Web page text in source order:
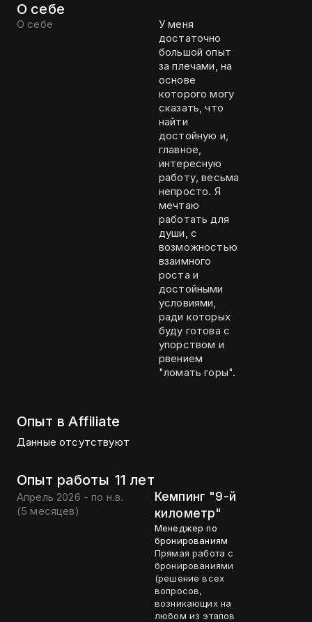
О себе
О себе
У меня
достаточно
большой опыт
за плечами, на
основе
которого могу
сказать, что
найти
достойную и,
главное,
интересную
работу, весьма
непросто. Я
мечтаю
работать для
души, с
возможностью
взаимного
роста и
достойными
условиями,
ради которых
буду готова с
упорством и
рвением
"ломать горы".
Опыт в Affiliate
Данные отсутствуют
Опыт работы 11 лет
Апрель 2026 - по н.в.
(5 месяцев)
Кемпинг "9-й
километр"
Менеджер по
бронированиям
Прямая работа с
бронированиями
(решение всех
вопросов,
возникающих на
любом из этапов